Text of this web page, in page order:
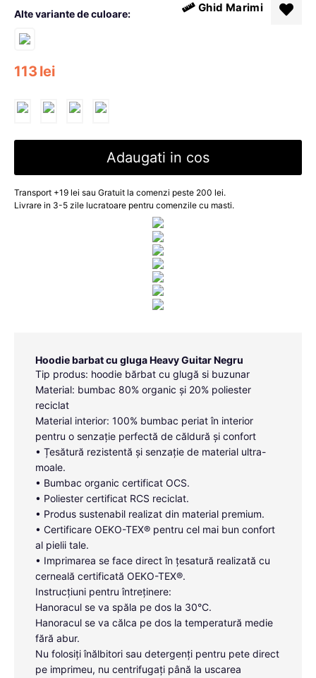
113 lei
Alte variante de culoare: Ghid Marimi
Adaugati in cos
Transport +19 lei sau Gratuit la comenzi peste 200 lei.
Livrare in 3-5 zile lucratoare pentru comenzile cu masti.
Hoodie barbat cu gluga Heavy Guitar Negru
Tip produs: hoodie bărbat cu glugă si buzunar
Material: bumbac 80% organic și 20% poliester
reciclat
Material interior: 100% bumbac periat în interior
pentru o senzație perfectă de căldură și confort
• Țesătură rezistentă și senzație de material ultra-
moale.
• Bumbac organic certificat OCS.
• Poliester certificat RCS reciclat.
• Produs sustenabil realizat din material premium.
• Certificare OEKO-TEX® pentru cel mai bun confort
al pielii tale.
• Imprimarea se face direct în țesatură realizată cu
cerneală certificată OEKO-TEX®.
Instrucțiuni pentru întreținere:
Hanoracul se va spăla pe dos la 30°C.
Hanoracul se va călca pe dos la temperatură medie
fără abur.
Nu folosiți înălbitori sau detergenți pentru pete direct
pe imprimeu, nu centrifugați până la uscarea